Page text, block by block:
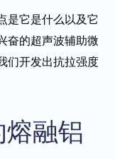
融铝
是它是什么以及它
奋的超声波辅助微
们开发出抗拉强度